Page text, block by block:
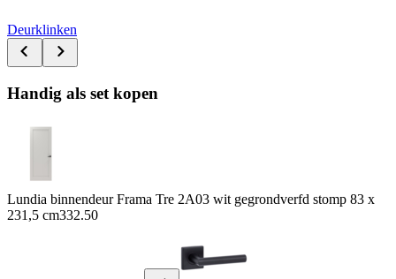
Deurklinken
Handig als set kopen
Lundia binnendeur Frama Tre 2A03 wit gegrondverfd stomp 83 x
231,5 cm332.50